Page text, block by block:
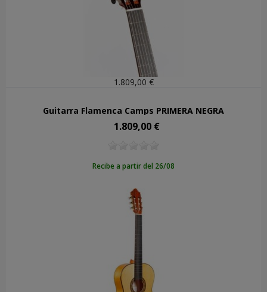
1.809,00 €
Guitarra Flamenca Camps PRIMERA NEGRA
Precio
1.809,00 €
Recibe a partir del 26/08